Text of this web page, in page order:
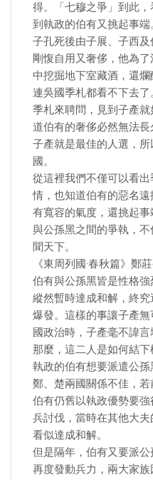
得。「七穆之爭」到此
到執政的伯有又挑起事端
子孔死後由子展、子西及
剛愎自用又奢侈，他為
中挖掘地下室藏酒，還
連吳國季札都看不下去了
季札來聘問，見到子產
道伯有的奢侈必然無法
子產就是最佳的人選，
國。
從這裡我們不僅可以看
情，也知道伯有的惡名
有寬容的氣度，還挑起
與公孫黑之間的爭執，
聞天下。
《東周列國·春秋篇》鄭
伯有與公孫黑皆是性格強
縱然暫時達成和解，終
爆發。這樣的事讓子產
國政治時，子產毫不諱言
那麼，這二人是如何結下
執政的伯有想要派遣公
鄭、楚兩國關係不佳，
伯有仍舊以執政優勢要
兵討伐，當時在其他大夫
看似達成和解。
但是隔年，伯有又要派
再度發動兵力，兩大家